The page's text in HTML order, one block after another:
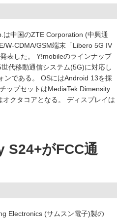
は中国のZTE Corporation (中興通
W-CDMA/GSM端末「Libero 5G IV
表した。 Y!mobileのラインナップ
代移動通信システム(5G)に対応し
ンである。 OSにはAndroid 13を採
ップセットはMediaTek Dimensity
オクタコアとなる。 ディスプレイは
S24+がFCC通
Electronics (サムスン電子)製の